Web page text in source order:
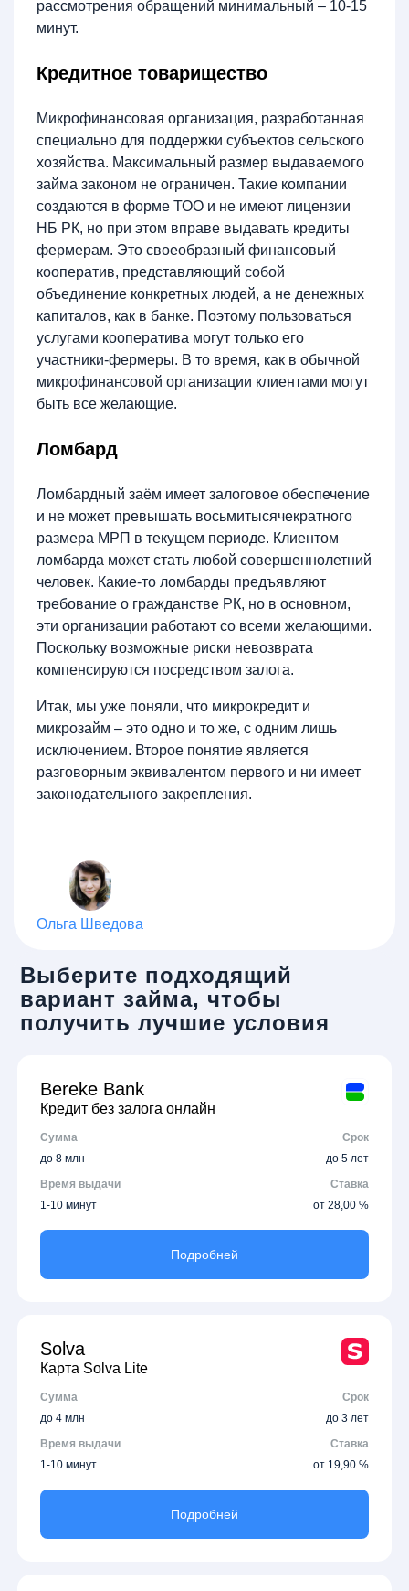
рассмотрения обращений минимальный – 10-15
минут.
Кредитное товарищество
Микрофинансовая организация, разработанная
специально для поддержки субъектов сельского
хозяйства. Максимальный размер выдаваемого
займа законом не ограничен. Такие компании
создаются в форме ТОО и не имеют лицензии
НБ РК, но при этом вправе выдавать кредиты
фермерам. Это своеобразный финансовый
кооператив, представляющий собой
объединение конкретных людей, а не денежных
капиталов, как в банке. Поэтому пользоваться
услугами кооператива могут только его
участники-фермеры. В то время, как в обычной
микрофинансовой организации клиентами могут
быть все желающие.
Ломбард
Ломбардный заём имеет залоговое обеспечение
и не может превышать восьмитысячекратного
размера МРП в текущем периоде. Клиентом
ломбарда может стать любой совершеннолетний
человек. Какие-то ломбарды предъявляют
требование о гражданстве РК, но в основном,
эти организации работают со всеми желающими.
Поскольку возможные риски невозврата
компенсируются посредством залога.
Итак, мы уже поняли, что микрокредит и
микрозайм – это одно и то же, с одним лишь
исключением. Второе понятие является
разговорным эквивалентом первого и ни имеет
законодательного закрепления.
Ольга Шведова
Выберите подходящий
вариант займа, чтобы
получить лучшие условия
Bereke Bank
Кредит без залога онлайн
Сумма
Срок
до 8 млн
до 5 лет
Время выдачи
Ставка
1-10 минут
от 28,00 %
Подробней
Solva
Карта Solva Lite
Сумма
Срок
до 4 млн
до 3 лет
Время выдачи
Ставка
1-10 минут
от 19,90 %
Подробней